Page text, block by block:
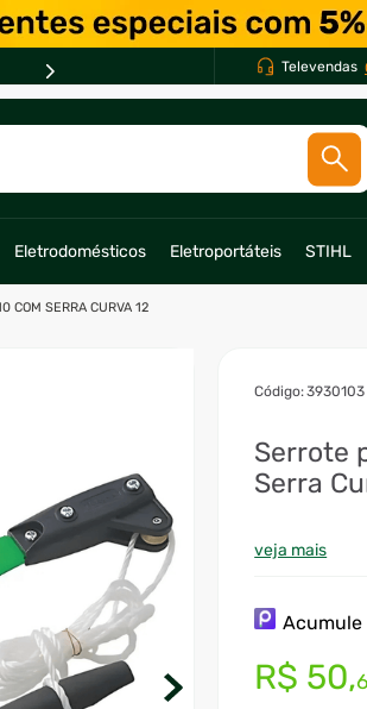
Televendas
Eletrodomésticos Eletroportáteis STIHL
COM SERRA CURVA 12
:3930103
Serrote
Serra
veja mais
Acumule
R$ 50,